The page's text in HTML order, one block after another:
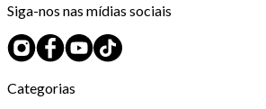
Siga-nos nas mídias sociais
Categorias